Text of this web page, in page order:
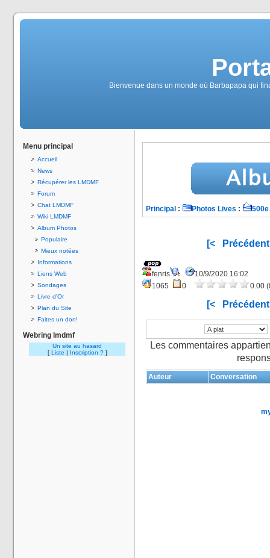
Bienvenue dans un monde où Barbapapa qui
Menu principal
Accueil
News
Récupérer les LMDMF
Forum
Chat LMDMF
Wiki LMDMF
Album Photos
Populaire
Mieux notées
Informations
Liens Web
Sondages
Livre d'Or
Plan du Site
Faites un don!
Webring lmdmf
Un site au hasard
[ Liste | Inscription ? ]
Principal : Photos Lives : 500e
[< Précédent
fenris
10/9/2020 16:02
1065
0 0.00
[< Précédent
Les commentaires
Auteur Conversation